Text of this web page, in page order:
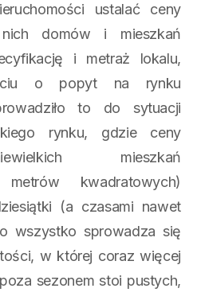
ustalać ceny
domów i mieszkań
i metraż lokalu,
o popyt na rynku
to do sytuacji
rynku, gdzie ceny
mieszkań
kwadratowych)
(a czasami nawet
wszystko sprowadza się
w której coraz więcej
sezonem stoi pustych,